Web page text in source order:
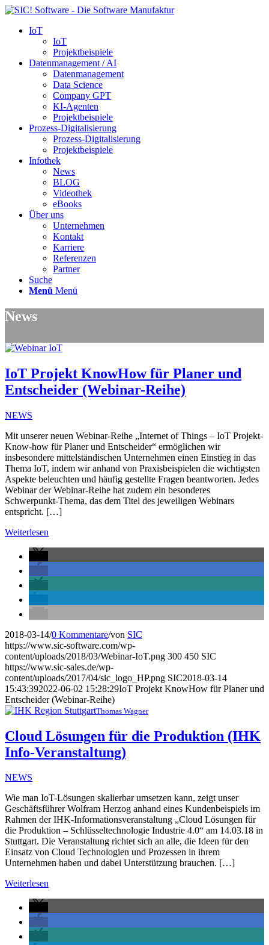
IoT
IoT
Projektbeispiele
Datenmanagement / AI
Datenmanagement
Data Science
Company GPT
KI-Agenten
Projektbeispiele
Prozess-Digitalisierung
Prozess-Digitalisierung
Projektbeispiele
Infothek
News
BLOG
Videothek
eBooks
Über uns
Unternehmen
Kontakt
Karriere
Referenzen
Partner
Suche
Menü Menü
News
IoT Projekt KnowHow für Planer und
Entscheider (Webinar-Reihe)
NEWS
Mit unserer neuen Webinar-Reihe „Internet of Things – IoT Projekt-
Know-how für Planer und Entscheider“ ermöglichen wir
insbesondere mittelständischen Unternehmen einen Einstieg in das
Thema IoT, indem wir anhand von Praxisbeispielen die wichtigsten
Aspekte beleuchten und häufig gestellte Fragen beantworten. Jedes
Webinar der Webinar-Reihe hat zudem ein besonderes
Schwerpunkt-Thema, das dem Titel des jeweiligen Webinars
entspricht. […]
Weiterlesen
2018-03-14/0 Kommentare/von SIC
https://www.sic-software.com/wp-
content/uploads/2018/03/Webinar-IoT.png 300 450 SIC
https://www.sic-sales.de/wp-
content/uploads/2017/04/sic_logo_HP.png SIC2018-03-14
15:43:392022-06-02 15:28:29IoT Projekt KnowHow für Planer und
Entscheider (Webinar-Reihe)
Thomas Wagner
Cloud Lösungen für die Produktion (IHK
Info-Veranstaltung)
NEWS
Wie man IoT-Lösungen skalierbar umsetzen kann, zeigt unser
Geschäftsführer Wolfram Herzog anhand eines Kundenbeispiels im
Rahmen der IHK-Informationsveranstaltung „Cloud Lösungen für
die Produktion – Schlüsseltechnologie Industrie 4.0“ am 14.03.18 in
Stuttgart. Die Veranstaltung richtet sich an alle, die Ideen für den
Einsatz von Cloud Technologien und Prozessen in ihrem
Unternehmen haben und dabei Unterstützung brauchen. […]
Weiterlesen